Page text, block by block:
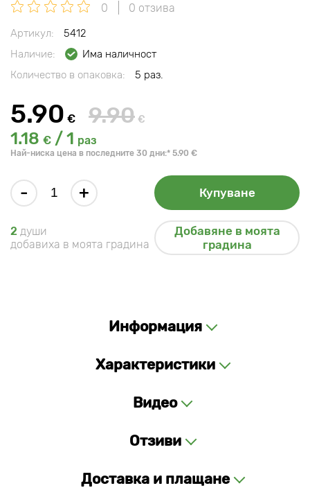
0 0 отзива
Артикул:
5412
Наличие:
Има наличност
Количество в опаковка:
5 раз.
5.90 € 9.90 €
1.18 € / 1 раз
Най-ниска цена в последните 30 дни:* 5.90 €
- + Купуване
2 души
добавиха в моята градина
Добавяне в моята
градина
Информация
Характеристики
Видео
Отзиви
Доставка и плащане